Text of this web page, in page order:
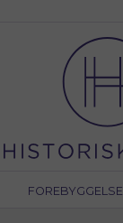
FOREBYGGELSE